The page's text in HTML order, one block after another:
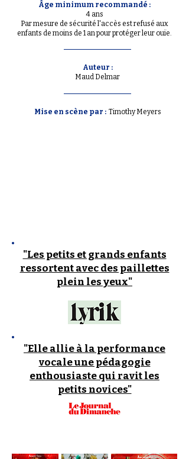
Âge minimum recommandé :
4 ans
Par mesure de sécurité l'accès est refusé aux
enfants de moins de 1 an pour protéger leur ouïe.​
Auteur :
Maud Delmar
Mise en scène par : Timothy Meyers
"Les petits et grands enfants
ressortent avec des paillettes
plein les yeux"
"Elle allie à la performance
vocale une pédagogie
enthousiaste qui ravit les
petits novices"